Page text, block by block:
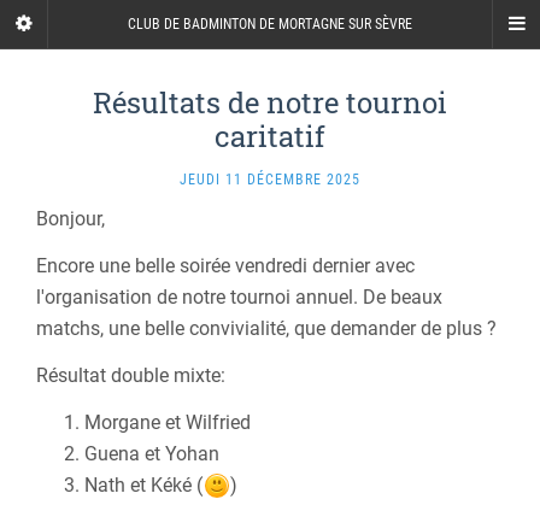
CLUB DE BADMINTON DE MORTAGNE SUR SÈVRE
Résultats de notre tournoi
caritatif
JEUDI 11 DÉCEMBRE 2025
Bonjour,
Encore une belle soirée vendredi dernier avec
l'organisation de notre tournoi annuel. De beaux
matchs, une belle convivialité, que demander de plus ?
Résultat double mixte:
Morgane et Wilfried
Guena et Yohan
Nath et Kéké (
)